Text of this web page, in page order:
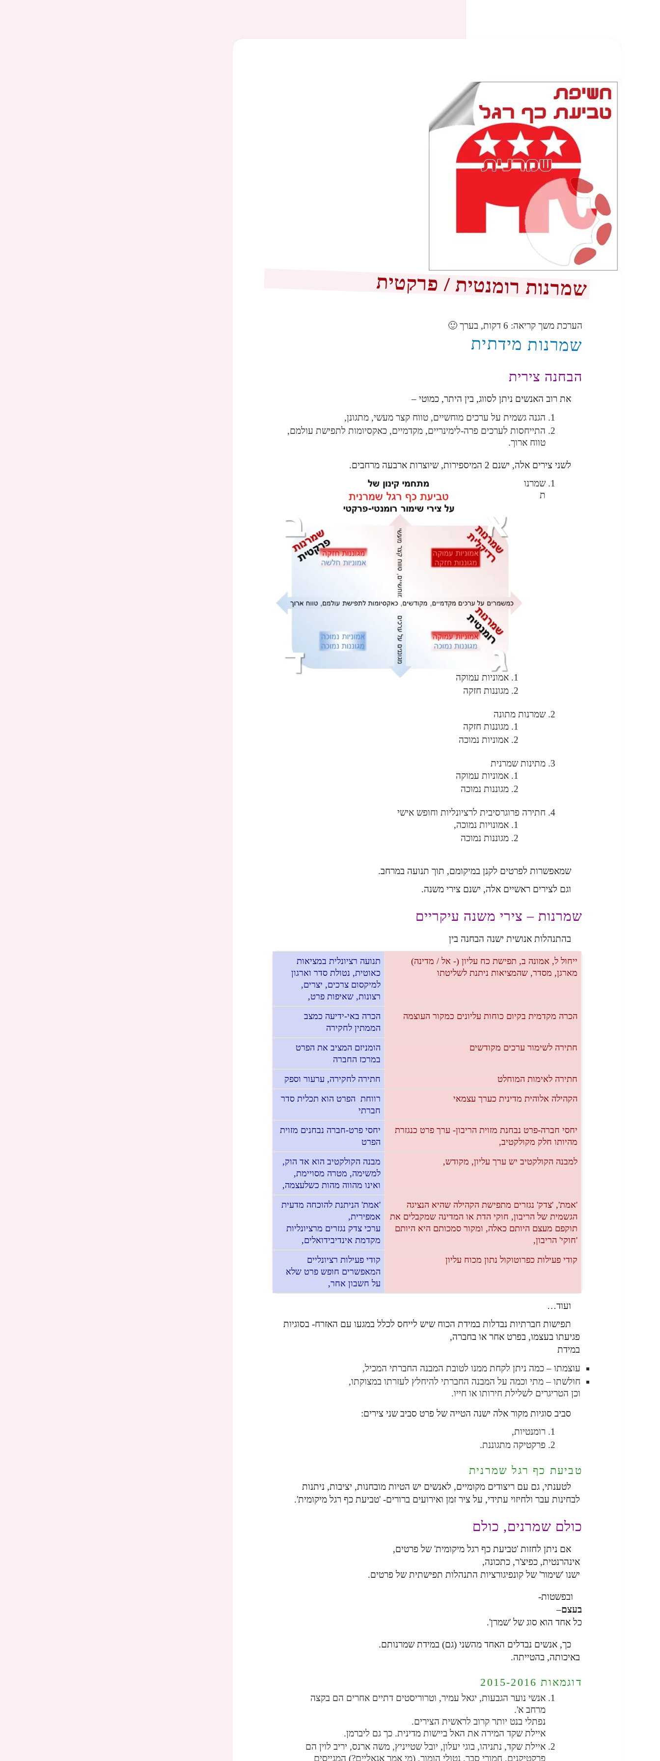
שמרנות רומנטית / פרקטית
הערכת משך קריאה: 6 דקות, בערך 🙂
שמרנות מידתית
הבחנה צירית
את רוב האנשים ניתן לסווג, בין היתר, כמוטי –
הגנה גשמית על ערכים מוחשיים, טווח קצר מעשי, מתגונן,
התייחסות לערכים פרה-לימינריים, מקדמיים, כאקסיומות לתפישת עולמם,
טווח ארוך.
לשני צירים אלה, ישנם 2 המיספירות, שיוצרות ארבעה מרחבים.
שמרנו
ת
אמוניות עמוקה
מגוננות חזקה
שמרנות מתונה
מגוננות חזקה
אמוניות נמוכה
מתינות שמרנית
אמוניות עמוקה
מגוננות נמוכה
חתירה פרוגרסיבית לרציונליות וחופש אישי
אמונויות נמוכה,
מגוננות נמוכה
שמאפשרות לפרטים לקנן במיקומם, תוך תנועה במרחב.
וגם לצירים ראשיים אלה, ישנם צירי משנה.
שמרנות – צירי משנה עיקריים
בהתנהלות אנושית ישנה הבחנה בין
ייחול ל, אמונה ב, תפישת כח עליון (- אל / מדינה)
מארגן, מסדר, שהמציאות ניתנת לשליטתו
תנועה רציונלית במציאות
כאוטית, נטולת סדר וארגון
למיקסום צרכים, יצרים,
רצונות, שאיפות פרט,
הכרה מקדמית בקיום כוחות עליונים כמקור העוצמה
הכרה באי-ידיעה כמצב
הממתין לחקירה
חתירה לשימור ערכים מקודשים
הומניזם המציב את הפרט
במרכז החברה
חתירה לאימות המוחלט
חתירה לחקירה, ערעור וספק
הקהילה אלוהית מדינית כערך עצמאי
רווחת הפרט הוא תכלית סדר
חברתי
יחסי חברה-פרט נבחנת מזוית הריבון- ערך פרט כנגזרת
מהיותו חלק מקולקטיב,
יחסי פרט-חברה נבחנים מזוית
הפרט
למבנה הקולקטיב יש ערך עליון, מקודש,
מבנה הקולקטיב הוא אד הוק,
למשימה, מטרה מסויימת,
ואינו מהווה מהות כשלעצמה,
'אמת', 'צדק' נגזרים מתפישת הקהילה שהיא הנציגה
הגשמית של הריבון, חוקי הדת או המדינה שמקבלים את
תוקפם מעצם היותם כאלה, ומקור סמכותם היא היותם
'חוקי' הריבון,
'אמת' הניתנת להוכחה מדעית
אמפירית,
ערכי צדק נגזרים מרציונליות
מקדמת אינדיבידואלים,
קודי פעילות כפרוטוקול נתון מכוח עליון
קודי פעילות רציונליים
המאפשרים חופש פרט שלא
על חשבון אחר,
ועוד…
תפישות חברתיות נבדלות במידת הכוח שיש לייחס לכלל במגעו עם האזרח- בסוגיות
פגיעתו בעצמו, בפרט אחר או בחברה,
במידת
עוצמתו – כמה ניתן לקחת ממנו לטובת המבנה החברתי המכיל,
חולשתו – מתי וכמה על המבנה החברתי להיחלץ לעזרתו במצוקתו,
וכן הטריגרים לשלילת חירותו או חייו.
סביב סוגיות מקור אלה ישנה הטייה של פרט סביב שני צירים:
רומנטיות,
פרקטיקה מתגוננת.
טביעת כף רגל שמרנית
לטענתי, גם עם ריצודים מקומיים, לאנשים יש הטיות מובחנות, יציבות, ניתנות
לבחינות עבר ולחיזוי עתידי, על ציר זמן ואירועים ברורים- 'טביעת כף רגל מיקומית'.
כולם שמרנים, כולם
אם ניתן לחזות 'טביעת כף רגל מיקומית' של פרטים,
אינהרנטית, כפיצ'ר, כתכונה,
ישנו 'שימור' של קונפיגורציות התנהלות תפישתית של פרטים.
ובפשטות-
בעצם–
כל אחד הוא סוג של 'שמרן'.
כך, אנשים נבדלים האחד מהשני (גם) במידת שמרנותם.
באיכותה, בהטייתה.
דוגמאות 2015-2016
אנשי נוער הגבעות, יגאל עמיר, וטרוריסטים דתיים אחרים הם בקצה
מרחב א'.
נפתלי בנט יותר קרוב לראשית הצירים.
איילת שקד המירה את האל ביישות מדינית. כך גם ליברמן.
איילת שקד, נתניהו, בוגי יעלון, יובל שטייניץ, משה ארנס, יריב לוין הם
פרקטיקנים, חמורי סבר, נטולי הומור, (מי אמר אנאליים?) המגייסים